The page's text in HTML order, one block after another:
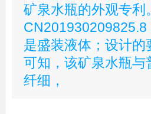
矿泉水瓶的外观专
是盛装液体；设计
可知，该矿泉水瓶
纤细，